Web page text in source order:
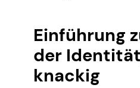
Einführung
der Identität
knackig